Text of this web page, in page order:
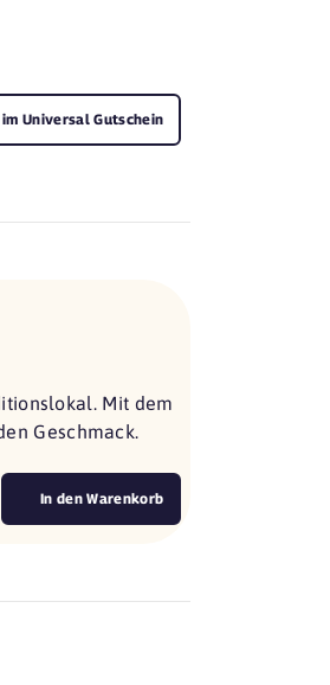
Universal Gutschein
Mit dem
Geschmack.
In den Warenkorb